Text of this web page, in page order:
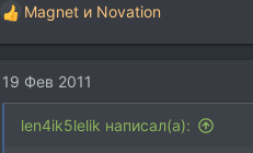
Р
е
к
ц
Magnet и Novation
19 Фев 2011
len4ik5lelik написал(а):